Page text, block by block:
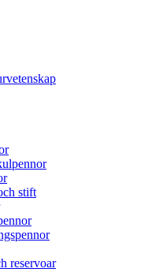
stift
reservoar